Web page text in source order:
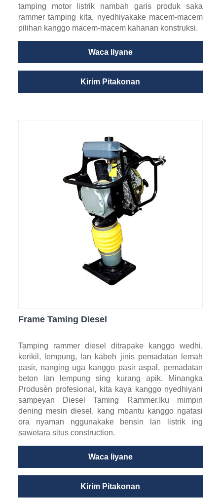
tamping motor listrik nambah garis produk saka
rammer tamping kita, nyedhiyakake macem-macem
pilihan kanggo macem-macem kahanan konstruksi.
Waca liyane
Kirim Pitakonan
Frame Taming Diesel
Tamping rammer diesel ditrapake kanggo wedhi,
kerikil, lempung, lan kabeh jinis pemadatan lemah
pasir, nanging uga kanggo pasir aspal, pemadatan
beton lan lempung sing kurang apik. Minangka
Produsèn profesional, kita kaya kanggo nyedhiyani
sampeyan Diesel Taming Rammer.Iku mimpin
dening mesin diesel, kang mbantu kanggo ngatasi
ora nyaman nggunakake bensin lan listrik ing
sawetara situs construction.
Waca liyane
Kirim Pitakonan